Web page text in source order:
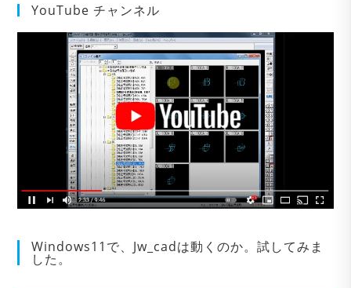
YouTube チャンネル
Windows11で、Jw_cadは動くのか。試してみま
した。